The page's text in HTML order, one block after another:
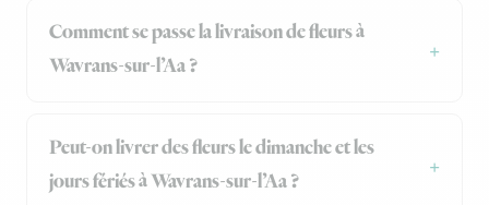
Comment se passe la livraison de fleurs à
Wavrans-sur-l’Aa ?
Peut-on livrer des fleurs le dimanche et les
jours fériés à Wavrans-sur-l’Aa ?